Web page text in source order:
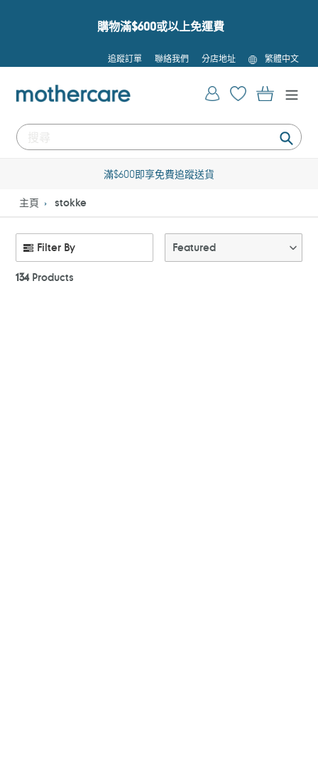
購物滿$600或以上免運費
追蹤訂單 聯絡我們 分店地址
語
言
繁體中文
提
登入 購物車
滿$600即享免費追蹤送貨
主頁 stokke
Filter By
134Products
Featured